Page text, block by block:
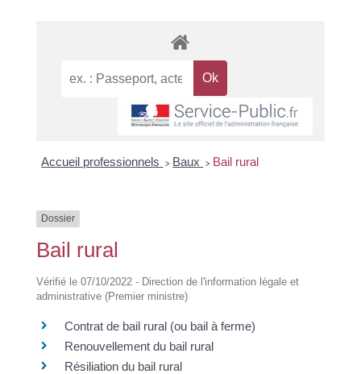
Accueil professionnels > Baux > Bail rural
Dossier
Bail rural
Vérifié le 07/10/2022 - Direction de l'information légale et
administrative (Premier ministre)
Contrat de bail rural (ou bail à ferme)
Renouvellement du bail rural
Résiliation du bail rural